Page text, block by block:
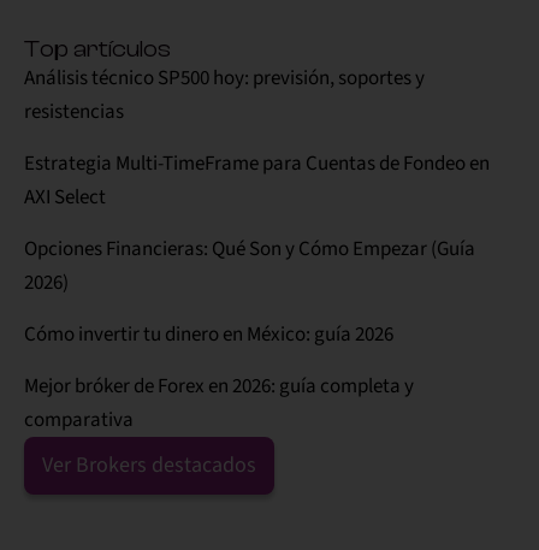
Top artículos
Análisis técnico SP500 hoy: previsión, soportes y
resistencias
Estrategia Multi-TimeFrame para Cuentas de Fondeo en
AXI Select
Opciones Financieras: Qué Son y Cómo Empezar (Guía
2026)
Cómo invertir tu dinero en México: guía 2026
Mejor bróker de Forex en 2026: guía completa y
comparativa
Ver Brokers destacados